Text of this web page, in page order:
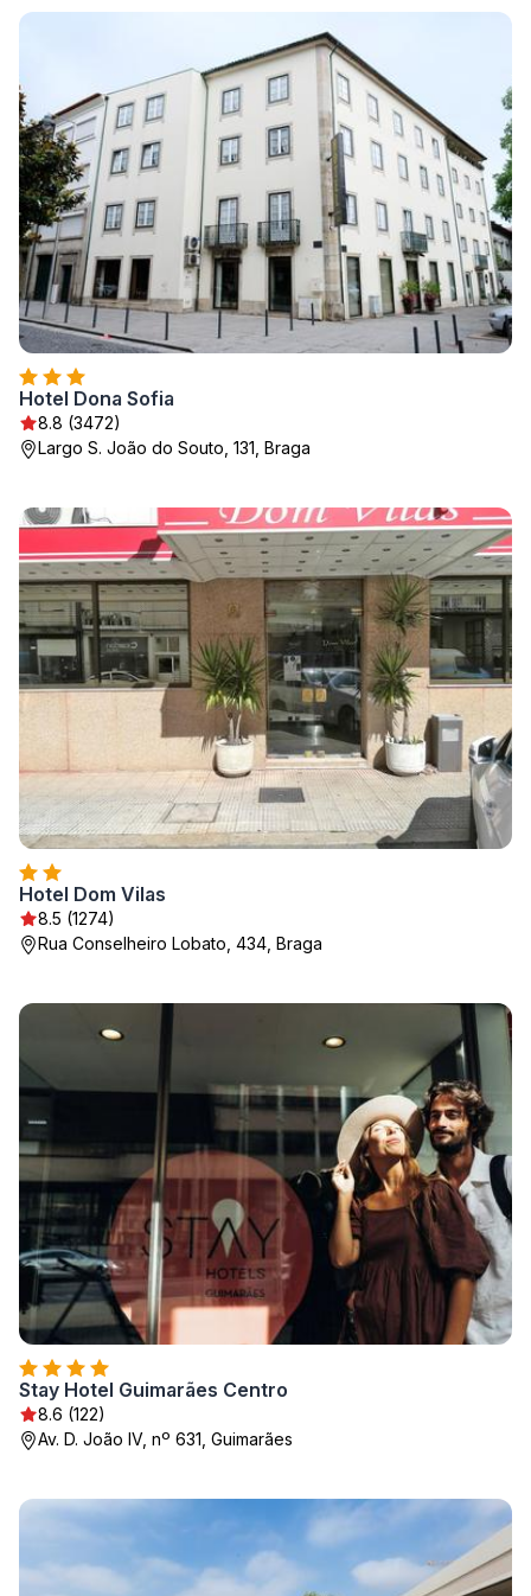
Hotel Dona Sofia
8.8 (3472)
Largo S. João do Souto, 131, Braga
Hotel Dom Vilas
8.5 (1274)
Rua Conselheiro Lobato, 434, Braga
Stay Hotel Guimarães Centro
8.6 (122)
Av. D. João IV, nº 631, Guimarães